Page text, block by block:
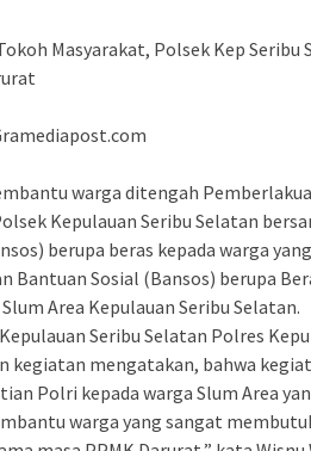
Masyarakat, Polsek Kep
warga ditengah
Kepulauan Seribu Selatan
berupa beras kepada warga
Bantuan Sosial (Bansos) berupa
Area Kepulauan Seribu Selatan.
Seribu Selatan Polres
kegiatan mengatakan, bahwa
Polri kepada warga Slum Area
warga yang sangat